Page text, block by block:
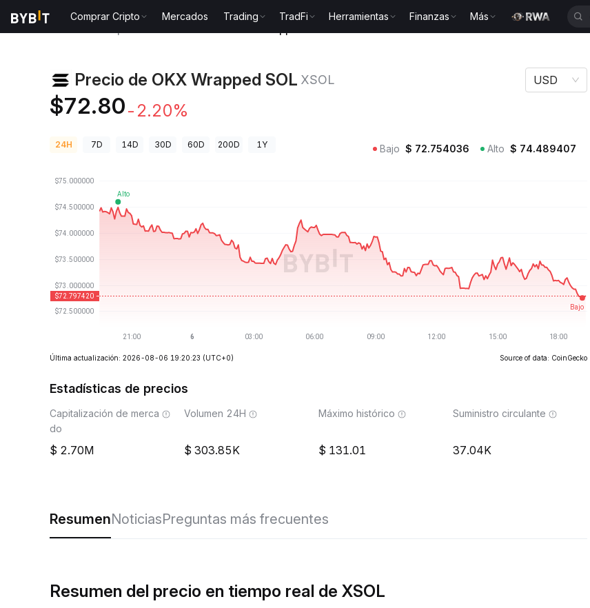
Comprar Cripto Mercados Trading TradFi Herramientas Finanzas Más
Precio de OKX Wrapped SOL XSOL
$72.80-2.20%
USD
24H 7D 14D 30D 60D 200D 1Y Bajo $ 72.754036 Alto $ 74.489407
Última actualización: 2026-08-06 19:20:23 (UTC+0) Source of data: CoinGecko
Estadísticas de precios
Capitalización de merca
do
2.70M
Volumen 24H
303.85K
Máximo histórico
131.01
Suministro circulante
37.04K
ResumenNoticiasPreguntas más frecuentes
Resumen del precio en tiempo real de XSOL